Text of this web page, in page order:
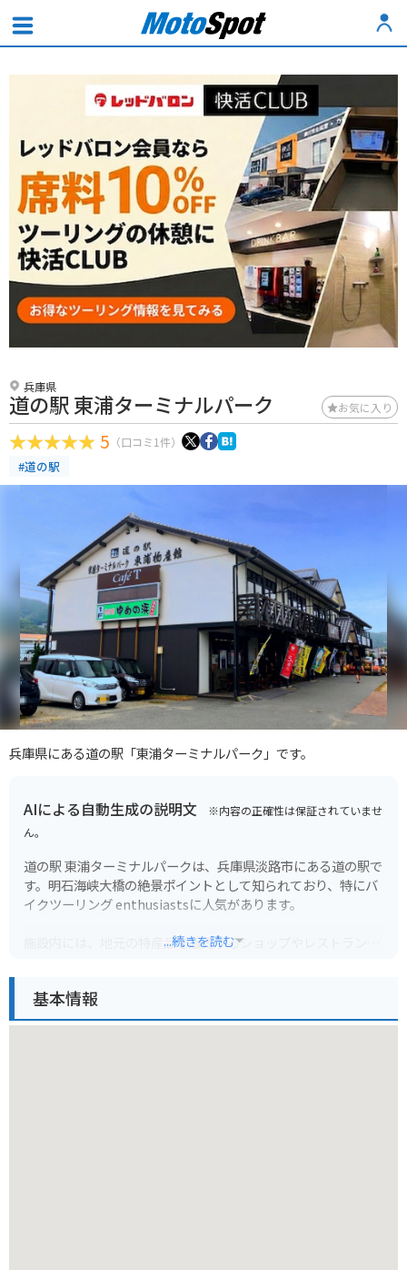
兵庫県
道の駅 東浦ターミナルパーク お気に入り
5 （口コミ1件）
#道の駅
兵庫県にある道の駅「東浦ターミナルパーク」です。
AIによる自動生成の説明文 ※内容の正確性は保証されていませ
ん。
道の駅 東浦ターミナルパークは、兵庫県淡路市にある道の駅で
す。明石海峡大橋の絶景ポイントとして知られており、特にバ
イクツーリング enthusiastsに人気があります。
施設内には、地元の特産品を販売するショップやレストランが
を一望できる絶景が広がります。
...続きを読む
基本情報